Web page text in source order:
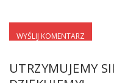
UTRZYMUJEMY